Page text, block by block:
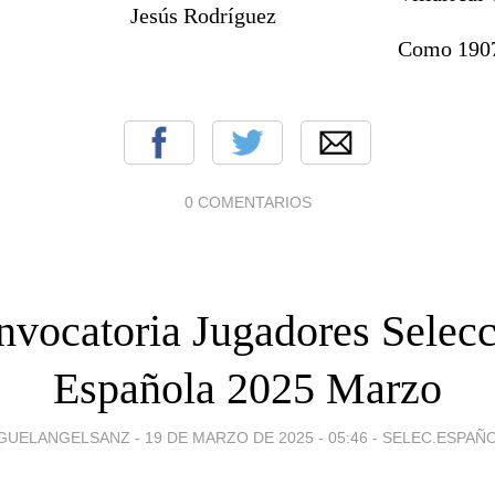
Jesús Rodríguez
Como
0 COMENTARIOS
Jugadores
Española 2025 Marzo
- 19 DE MARZO DE 2025 - 05:46 -